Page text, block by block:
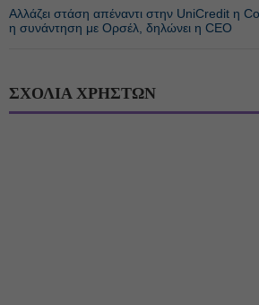
Αλλάζει στάση απέναντι στην UniCredit η
η συνάντηση με Ορσέλ, δηλώνει η CEO
ΣΧΟΛΙΑ ΧΡΗΣΤΩΝ